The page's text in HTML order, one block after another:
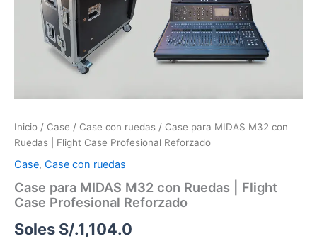
Inicio / Case / Case con ruedas / Case para MIDAS M32 con
Ruedas | Flight Case Profesional Reforzado
Case, Case con ruedas
Case para MIDAS M32 con Ruedas | Flight
Case Profesional Reforzado
Soles S/.1,104.0
Profesional
Reforzado